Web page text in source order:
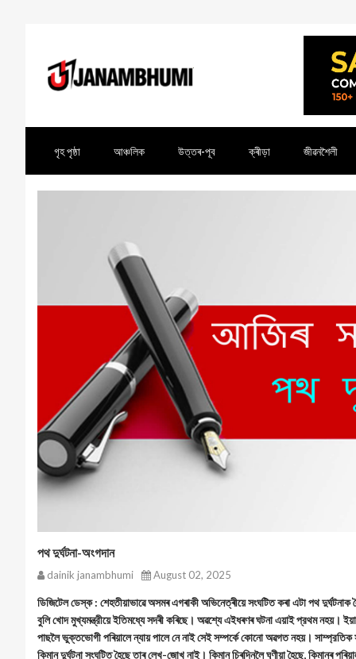
গৃহ পৃষ্ঠা আঞ্চলিক উত্তৰ-পূব ক্ৰীড়া জীৱনশৈলী
পথ দুর্ঘটনা-অংগদান
dainik janambhumi August 02, 2025
ডিজিটেল ডেস্ক : শেহতীয়াভাৱে অসমৰ এগৰাকী অভিনেত্ৰীয়ে সংঘটিত কৰা এটা পথ
বুলি খোদ মুখ্যমন্ত্রীয়ে ইতিমধ্যে সদৰী কৰিছে। অৱশ্যে এইধৰণৰ ঘটনা এয়াই প্রথম নহয়।
পাছলৈ ভুক্তভোগী পৰিয়ালে ন্যায় পালে নে নাই সেই সম্পর্কে কোনো অৱগত নহয়।
কিমান দুর্ঘটনা সংঘটিত হৈছে তাৰ লেখ-জোখ নাই। কিমান চিৰদিনলৈ ঘূণীয়া হৈছে, কিমানৰ